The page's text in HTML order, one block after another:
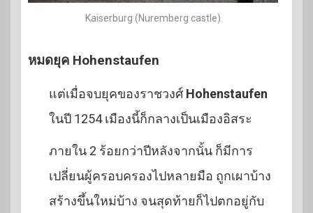
Kaiserburg (Nuremberg castle)
หมดยุค Hohenstaufen
แต่เมื่อจบยุคของราชวงศ์ Hohenstaufen
ในปี 1254 เมืองนี้ก็กลางเป็นเมืองอิสระ
ภายใน 2 ร้อยกว่าปีหลังจากนั้น ก็มีการ
เปลี่ยนผู้ครอบครองไปหลายมือ ถูกเผาบ้าง
สร้างขึ้นใหม่บ้าง จนสุดท้ายก็ไปตกอยู่กับ